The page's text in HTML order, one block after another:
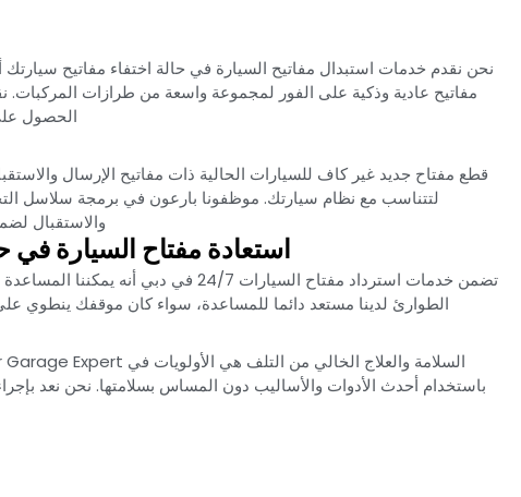
‏نحن نقدم خدمات استبدال مفاتيح السيارة في حالة اختفاء مفاتيح سيارتك
مفاتيح عادية وذكية على الفور لمجموعة واسعة من طرازات المركبات.
الحصول
‏قطع مفتاح جديد غير كاف للسيارات الحالية ذات مفاتيح الإرسال
لتتناسب مع نظام سيارتك. موظفونا بارعون في برمجة سلاسل
والاستقبال
‏استعادة مفتاح السيارة في
‏تضمن خدمات استرداد مفتاح السيارات
الطوارئ لدينا مستعد دائما للمساعدة، سواء كان موقفك ينطوي
باستخدام أحدث الأدوات والأساليب دون المساس بسلامتها. نحن نعد